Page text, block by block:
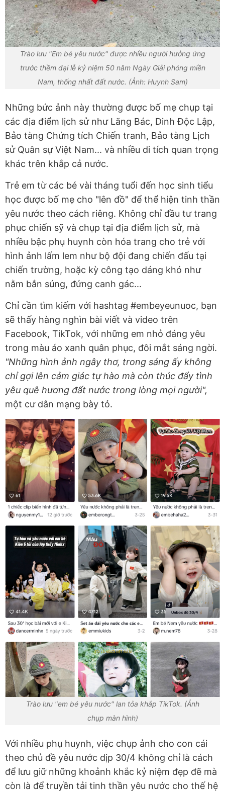
Trào lưu "Em bé yêu nước" được nhiều người hưởng ứng
trước thềm đại lễ kỷ niệm 50 năm Ngày Giải phóng miền
Nam, thống nhất đất nước. (Ảnh: Huynh Sam)
Những bức ảnh này thường được bố mẹ chụp tại
các địa điểm lịch sử như Lăng Bác, Dinh Độc Lập,
Bảo tàng Chứng tích Chiến tranh, Bảo tàng Lịch
sử Quân sự Việt Nam... và nhiều di tích quan trọng
khác trên khắp cả nước.
Trẻ em từ các bé vài tháng tuổi đến học sinh tiểu
học được bố mẹ cho "lên đồ" để thể hiện tinh thần
yêu nước theo cách riêng. Không chỉ đầu tư trang
phục chiến sỹ và chụp tại địa điểm lịch sử, mà
nhiều bậc phụ huynh còn hóa trang cho trẻ với
hình ảnh lấm lem như bộ đội đang chiến đấu tại
chiến trường, hoặc kỳ công tạo dáng khó như
nằm bắn súng, đứng canh gác...
Chỉ cần tìm kiếm với hashtag #embeyeunuoc, bạn
sẽ thấy hàng nghìn bài viết và video trên
Facebook, TikTok, với những em nhỏ đáng yêu
trong màu áo xanh quân phục, đôi mắt sáng ngời.
"Những hình ảnh ngây thơ, trong sáng ấy không
chỉ gợi lên cảm giác tự hào mà còn thúc đẩy tình
yêu quê hương đất nước trong lòng mọi người",
một cư dân mạng bày tỏ.
Trào lưu "em bé yêu nước" lan tỏa khắp TikTok. (Ảnh
chụp màn hình)
Với nhiều phụ huynh, việc chụp ảnh cho con cái
theo chủ đề yêu nước dịp 30/4 không chỉ là cách
để lưu giữ những khoảnh khắc kỷ niệm đẹp đẽ mà
còn là để truyền tải tinh thần yêu nước cho thế hệ